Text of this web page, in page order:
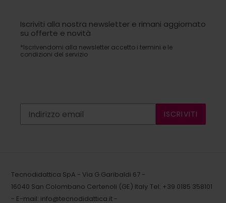
Iscriviti alla nostra newsletter e rimani aggiornato
su offerte e novità
*Iscrivendomi alla newsletter accetto i termini e le
condizioni del servizio
ISCRIVITI
Tecnodidattica SpA - Via G.Garibaldi 67 -
16040 San Colombano Certenoli (GE) Italy Tel: +39 0185 358101
- E-mail: info@tecnodidattica.it -